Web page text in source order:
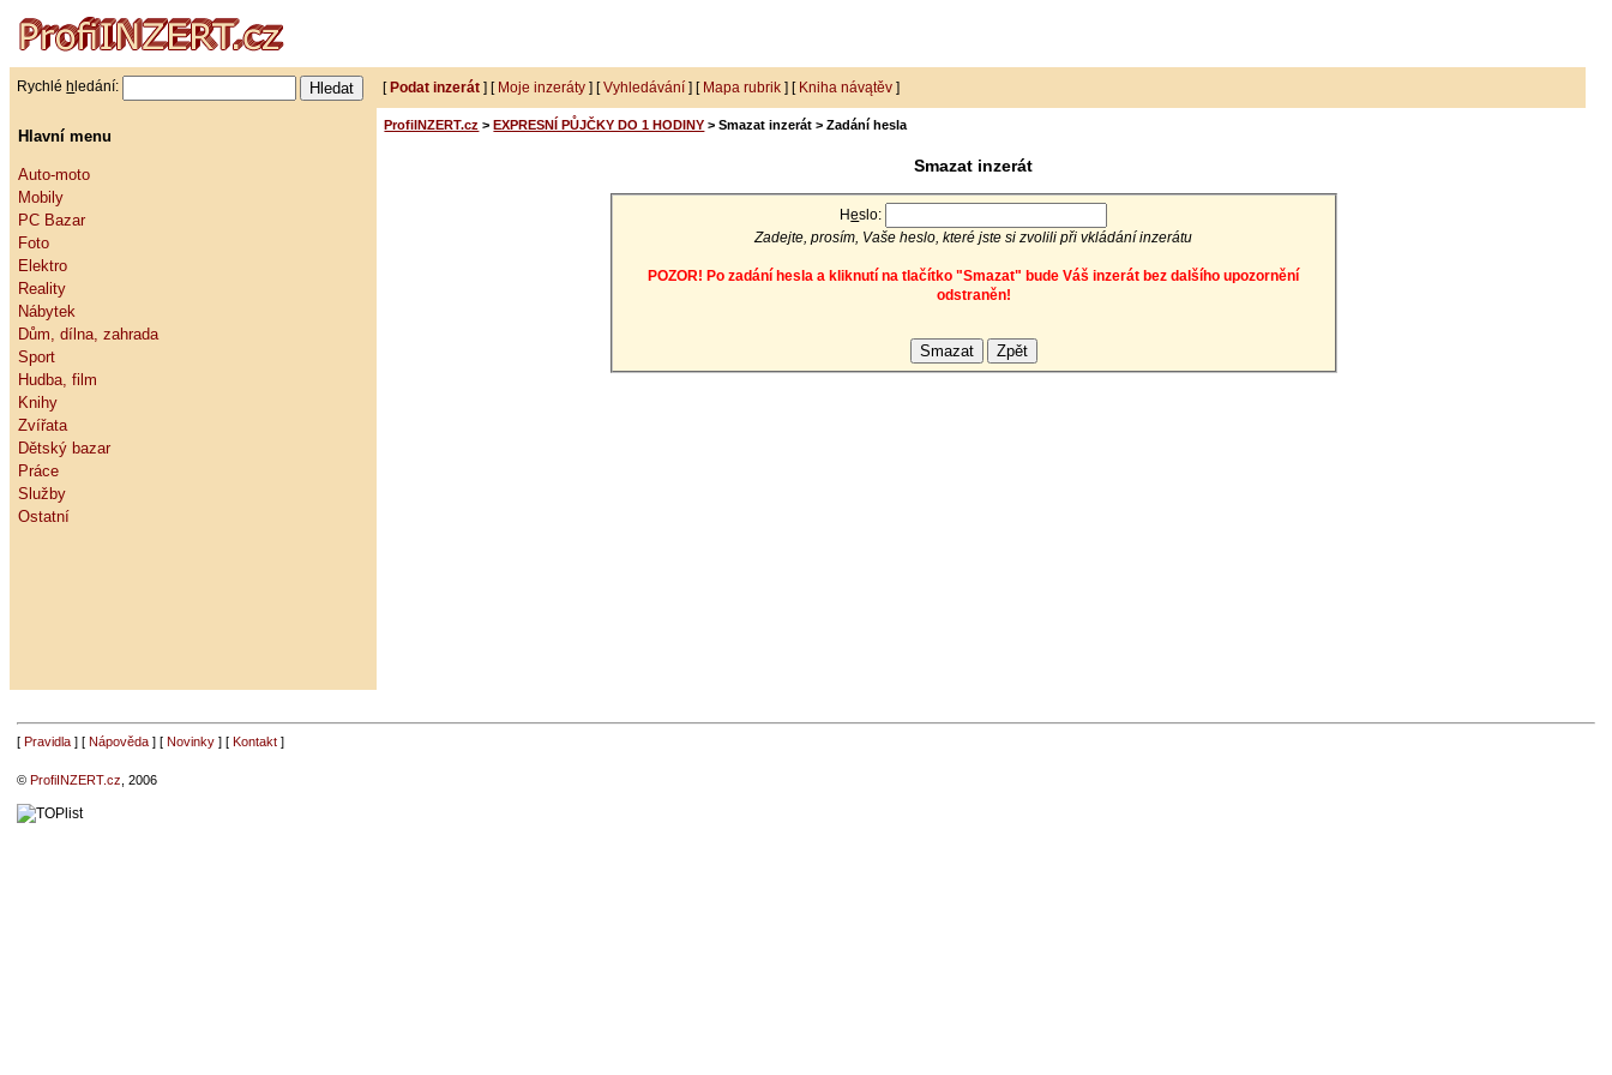
Rychlé h ledání: [Podat inzerát ] [ Moje inzeráty ] [Vyhledávání ] [ Mapa rubrik ] [ Kniha návątěv ]
Hlavní menu
Auto-moto
Mobily
PC Bazar
Foto
Elektro
Reality
Nábytek
Dům, dílna, zahrada
Sport
Hudba, film
Knihy
Zvířata
Dětský bazar
Práce
Služby
Ostatní
ProfiINZERT.cz > EXPRESNÍ PŮJČKY DO 1 HODINY > Smazat inzerát > Zadání hesla
Smazat inzerát
Heslo:
Zadejte, prosím, Vaše heslo, které jste si zvolili při vkládání inzerátu
POZOR! Po zadání hesla a kliknutí na tlačítko "Smazat" bude Váš inzerát bez dalšího upozornění
odstraněn!
[ Pravidla] [ Nápověda] [ Novinky] [ Kontakt]
© ProfiINZERT.cz , 2006